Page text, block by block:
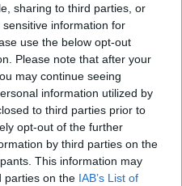
sharing to third parties, or
information for
use the below opt-out
Please note that after your
may continue seeing
information utilized by
to third parties prior to
opt-out of the further
by third parties on the
This information may
parties on the IAB’s List of
en el segundo parcial
a la final. Tomova se hace
la temporada, el número